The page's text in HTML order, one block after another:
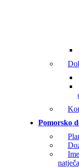
Pomorsko